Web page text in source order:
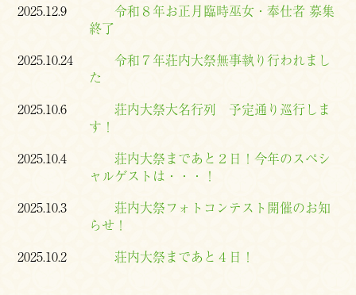
2025.12.9
令和８年お正月臨時巫女・奉仕者 募集
終了
2025.10.24
令和７年荘内大祭無事執り行われまし
た
2025.10.6
荘内大祭大名行列 予定通り巡行しま
す！
2025.10.4
荘内大祭まであと２日！今年のスペシ
ャルゲストは・・・！
2025.10.3
荘内大祭フォトコンテスト開催のお知
らせ！
2025.10.2
荘内大祭まであと４日！